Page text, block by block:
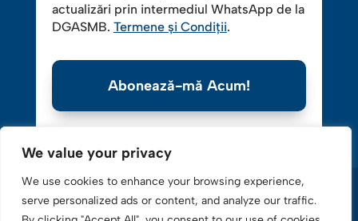
We value your privacy
We use cookies to enhance your browsing experience,
serve personalized ads or content, and analyze our traffic.
actualizări prin intermediul WhatsApp de la
DGASMB. Termene și Condiții.
Abonează-mă Acum!